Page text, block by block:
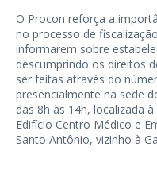
O Procon reforça a
no processo de
informarem sobre
descumprindo os direitos
ser feitas através do
presencialmente na sede
das 8h às 14h, localizada à
Edifício Centro Médico e
Santo Antônio, vizinho à